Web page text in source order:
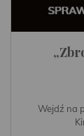
Wejdź na